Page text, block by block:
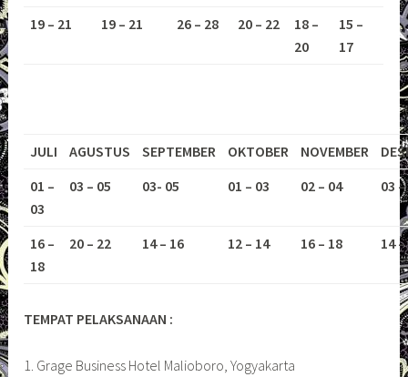
19 – 21
19 – 21 26 – 28 20 – 22
18 –
20
15 –
17
JULI AGUSTUS SEPTEMBER OKTOBER NOVEMBER
01 –
03
03 – 05 03- 05 01 – 03 02 – 04 03
16 –
18
20 – 22 14 – 16 12 – 14 16 – 18 14
TEMPAT PELAKSANAAN :
1. Grage Business Hotel Malioboro, Yogyakarta